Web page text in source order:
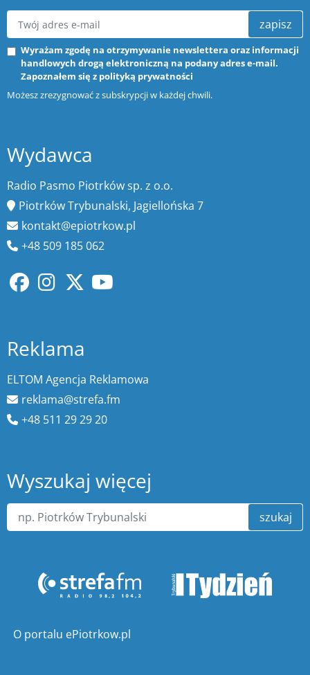
zapisz
Wyrażam zgodę na otrzymywanie newslettera oraz informacji
handlowych drogą elektroniczną na podany adres e-mail.
Zapoznałem się z polityką prywatności
Możesz zrezygnować z subskrypcji w każdej chwili.
Wydawca
Radio Pasmo Piotrków sp. z o.o.
Piotrków Trybunalski, Jagiellońska 7
kontakt@epiotrkow.pl
+48 509 185 062
Reklama
ELTOM Agencja Reklamowa
reklama@strefa.fm
+48 511 29 29 20
Wyszukaj więcej
szukaj
O portalu ePiotrkow.pl